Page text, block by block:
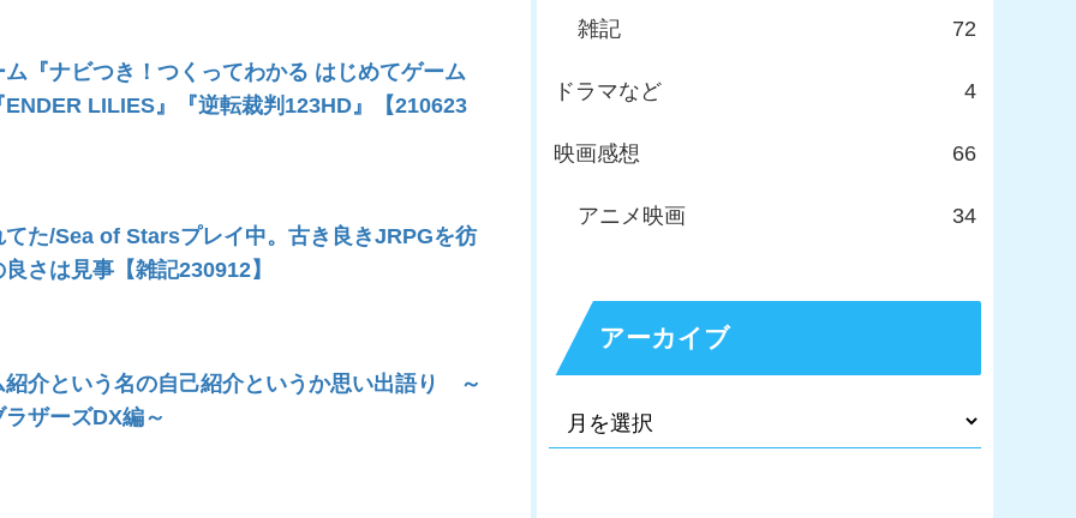
『ナビつき！つくってわかる はじめてゲーム
LILIES』『逆転裁判123HD』【210623
た/Sea of Starsプレイ中。古き良きJRPGを彷
さは見事【雑記230912】
紹介という名の自己紹介というか思い出語り ～
ザーズDX編～
雑記 72
ドラマなど 4
映画感想 66
アニメ映画 34
アーカイブ